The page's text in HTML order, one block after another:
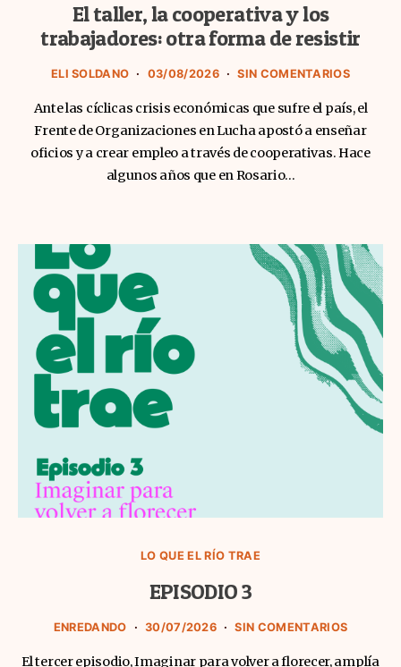
El taller, la cooperativa y los
trabajadores: otra forma de resistir
ELI SOLDANO 03/08/2026 SIN COMENTARIOS
Ante las cíclicas crisis económicas que sufre el país, el
Frente de Organizaciones en Lucha apostó a enseñar
oficios y a crear empleo a través de cooperativas. Hace
algunos años que en Rosario…
LO QUE EL RÍO TRAE
EPISODIO 3
ENREDANDO 30/07/2026 SIN COMENTARIOS
El tercer episodio, Imaginar para volver a florecer, amplía